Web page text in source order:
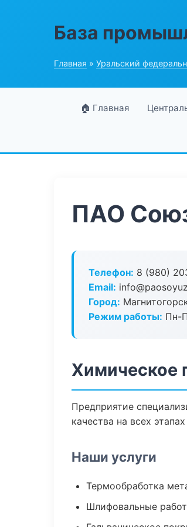
База
Главная » Уральский
🏠 Главная
ПАО
Телефон: 8 (980)
Email:
Город:
Режим работы: Пн-
Химическое
Предприятие
качества на всех
Наши услуги
Термообработка
Шлифовальные